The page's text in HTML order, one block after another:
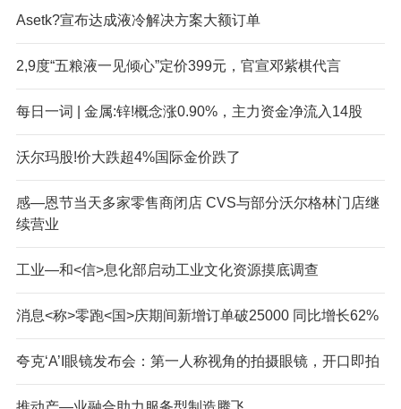
Asetk?宣布达成液冷解决方案大额订单
2,9度“五粮液一见倾心”定价399元，官宣邓紫棋代言
每日一词 | 金属:锌!概念涨0.90%，主力资金净流入14股
沃尔玛股!价大跌超4%国际金价跌了
感—恩节当天多家零售商闭店 CVS与部分沃尔格林门店继
续营业
工业—和<信>息化部启动工业文化资源摸底调查
消息<称>零跑<国>庆期间新增订单破25000 同比增长62%
夸克‘A’I眼镜发布会：第一人称视角的拍摄眼镜，开口即拍